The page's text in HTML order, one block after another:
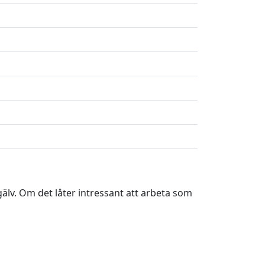
Om det låter intressant att arbeta som